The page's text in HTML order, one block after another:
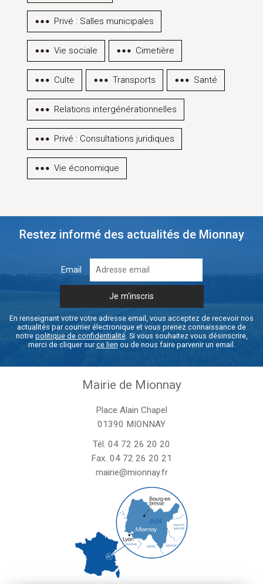
Privé : Salles municipales
Vie sociale Cimetière
Culte Transports Santé
Relations intergénérationnelles
Privé : Consultations juridiques
Vie économique
Restez informé des actualités de Mionnay
Email
En renseignant votre votre adresse email, vous acceptez de recevoir nos
actualités par courrier électronique et vous prenez connaissance de
notre politique de confidentialité. Si vous souhaitez vous désinscrire,
merci de cliquer surce lien ou de nous faire parvenir un email.
Mairie de Mionnay
Place Alain Chapel
01390 MIONNAY
Tél. 04 72 26 20 20
Fax. 04 72 26 20 21
mairie@mionnay.fr